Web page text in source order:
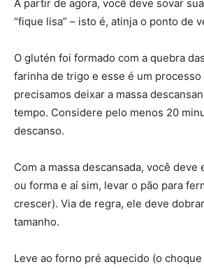
A partir de agora, você deve sovar
“fique lisa” – isto é, atinja o ponto de
O glutén foi formado com a quebra
farinha de trigo e esse é um
precisamos deixar a massa
tempo. Considere pelo menos 20
descanso.
Com a massa descansada, você
ou forma e aí sim, levar o pão para
crescer). Via de regra, ele deve
tamanho.
Leve ao forno pré aquecido (o